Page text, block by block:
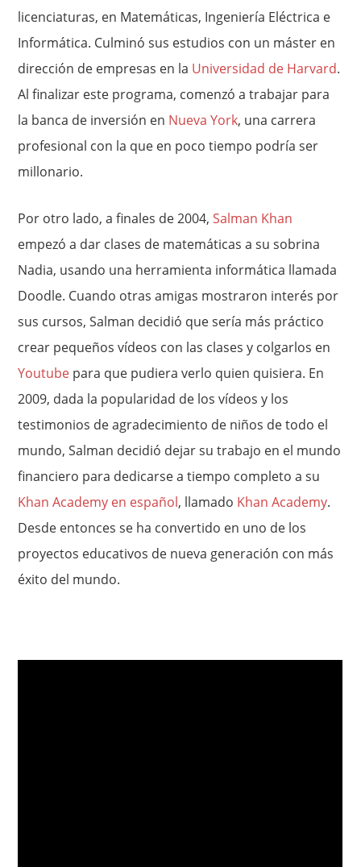
licenciaturas, en Matemáticas, Ingeniería Eléctrica e
Informática. Culminó sus estudios con un máster en
dirección de empresas en la Universidad de Harvard.
Al finalizar este programa, comenzó a trabajar para
la banca de inversión en Nueva York, una carrera
profesional con la que en poco tiempo podría ser
millonario.
Por otro lado, a finales de 2004,Salman Khan
empezó a dar clases de matemáticas a su sobrina
Nadia, usando una herramienta informática llamada
Doodle. Cuando otras amigas mostraron interés por
sus cursos, Salman decidió que sería más práctico
crear pequeños vídeos con las clases y colgarlos en
Youtube para que pudiera verlo quien quisiera. En
2009, dada la popularidad de los vídeos y los
testimonios de agradecimiento de niños de todo el
mundo, Salman decidió dejar su trabajo en el mundo
financiero para dedicarse a tiempo completo a su
Khan Academy en español, llamado Khan Academy.
Desde entonces se ha convertido en uno de los
proyectos educativos de nueva generación con más
éxito del mundo.